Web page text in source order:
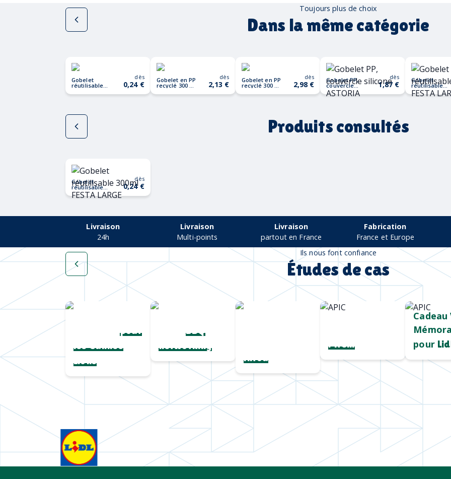
Toujours plus de choix
Dans la même catégorie
Gobelet
réutilisable
LARGE
dès
0,24 € Gobelet en PP
recyclé 300 ml
TRIDUS
dès
2,13 € Gobelet en PP
recyclé 300 ml
GALAO
dès
2,98 € Gobelet PP,
couvercle
silicone
ASTORIA
dès
1,87 € Gobelet
réutilisable
500ml FESTA
LARGE
Produits consultés
Gobelet
réutilisable
300ml FESTA
LARGE
dès
0,24 €
Livraison
24h
Livraison
Multi-points
Livraison
partout en France
Fabrication
France et Europe
Ils nous font confiance
Études de cas
pour
les Cannes
Lions
BBQ
networking
Hiroa
Pirelli
Cadeau
pour